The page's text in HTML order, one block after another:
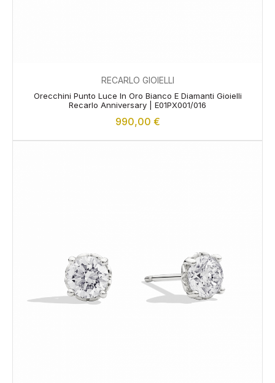
RECARLO GIOIELLI
Orecchini Punto Luce In Oro Bianco E Diamanti Gioielli
Recarlo Anniversary | E01PX001/016
990,00 €